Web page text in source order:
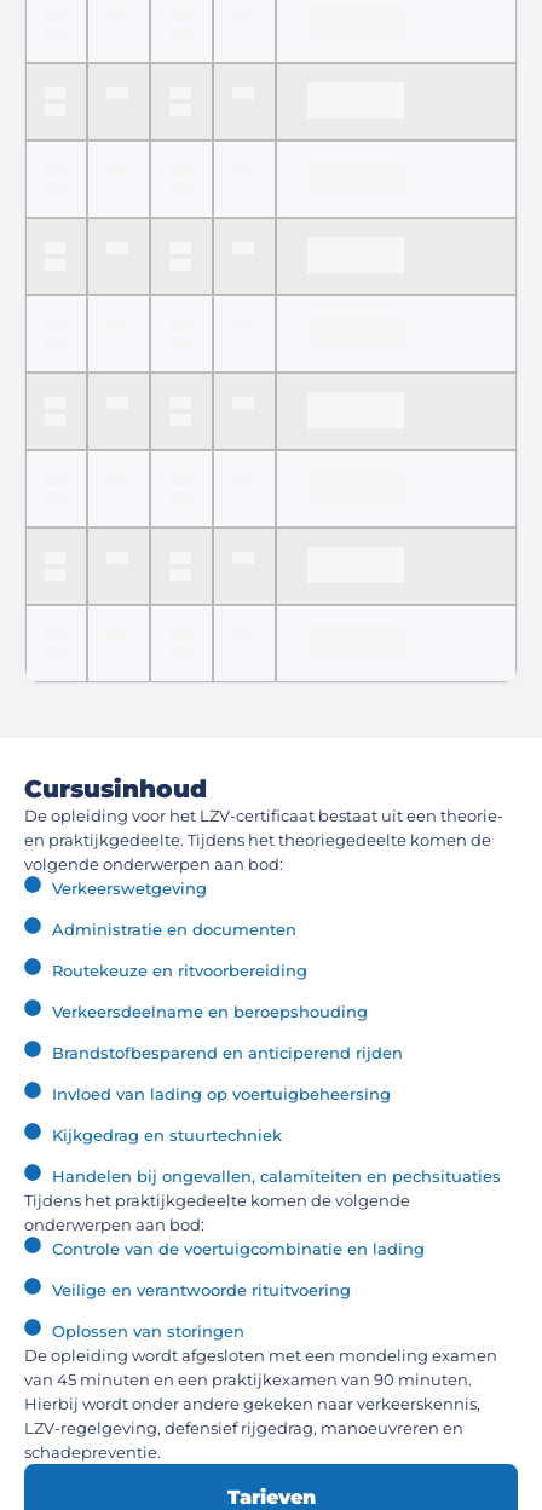
Cursusinhoud
De opleiding voor het LZV-certificaat bestaat uit een theorie-
en praktijkgedeelte. Tijdens het theoriegedeelte komen de
volgende onderwerpen aan bod:
Verkeerswetgeving
Administratie en documenten
Routekeuze en ritvoorbereiding
Verkeersdeelname en beroepshouding
Brandstofbesparend en anticiperend rijden
Invloed van lading op voertuigbeheersing
Kijkgedrag en stuurtechniek
Handelen bij ongevallen, calamiteiten en pechsituaties
Tijdens het praktijkgedeelte komen de volgende
onderwerpen aan bod:
Controle van de voertuigcombinatie en lading
Veilige en verantwoorde rituitvoering
Oplossen van storingen
De opleiding wordt afgesloten met een mondeling examen
van 45 minuten en een praktijkexamen van 90 minuten.
Hierbij wordt onder andere gekeken naar verkeerskennis,
LZV-regelgeving, defensief rijgedrag, manoeuvreren en
schadepreventie.
Tarieven